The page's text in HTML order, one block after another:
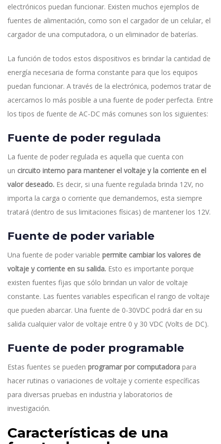
electrónicos puedan funcionar. Existen muchos ejemplos de
fuentes de alimentación, como son el cargador de un celular, el
cargador de una computadora, o un eliminador de baterías.
La función de todos estos dispositivos es brindar la cantidad de
energía necesaria de forma constante para que los equipos
puedan funcionar. A través de la electrónica, podemos tratar de
acercarnos lo más posible a una fuente de poder perfecta. Entre
los tipos de fuente de AC-DC más comunes son los siguientes:
Fuente de poder regulada
La fuente de poder regulada es aquella que cuenta con
un circuito interno para mantener el voltaje y la corriente en el
valor deseado. Es decir, si una fuente regulada brinda 12V, no
importa la carga o corriente que demandemos, esta siempre
tratará (dentro de sus limitaciones físicas) de mantener los 12V.
Fuente de poder variable
Una fuente de poder variable permite cambiar los valores de
voltaje y corriente en su salida. Esto es importante porque
existen fuentes fijas que sólo brindan un valor de voltaje
constante. Las fuentes variables especifican el rango de voltaje
que pueden abarcar. Una fuente de 0-30VDC podrá dar en su
salida cualquier valor de voltaje entre 0 y 30 VDC (Volts de DC).
Fuente de poder programable
Estas fuentes se pueden programar por computadora para
hacer rutinas o variaciones de voltaje y corriente específicas
para diversas pruebas en industria y laboratorios de
investigación.
Características de una